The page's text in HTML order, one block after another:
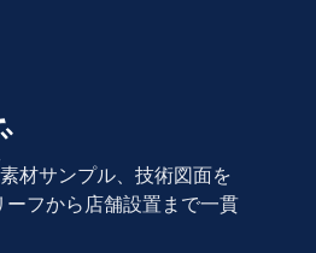
材サンプル、技術図面を
フから店舗設置まで一貫